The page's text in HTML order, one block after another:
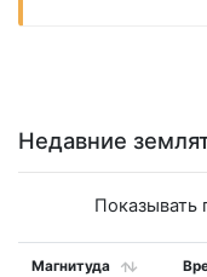
Недавние
Показывать
Магнитуда